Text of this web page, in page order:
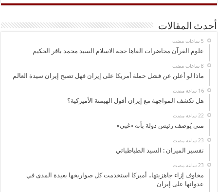
أحدث المقالات
علوم القرآن محاضرات القاها حجة الاسلام السيد محمد باقر الحكيم
ماذا لو أعلن عن فشل حملة أمريكا على إيران فهل تصبح إيران سيدة العالم
‏16 ساعة مضت
هل تكشف المواجهة مع إيران أفول الهيمنة الأميركية؟
متى يُوصف رئيس دولة بأنه «غبي»
تفسير الميزان : السيد الطباطبائي
مخاوف إزاء جاهزيتها.. أميركا استخدمت كل صواريخها بعيدة المدى في
عدوانها على إيران